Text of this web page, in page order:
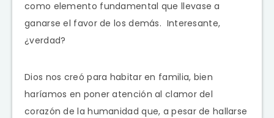
como elemento fundamental que llevase a
ganarse el favor de los demás. Interesante,
¿verdad?
Dios nos creó para habitar en familia, bien
haríamos en poner atención al clamor del
corazón de la humanidad que, a pesar de hallarse